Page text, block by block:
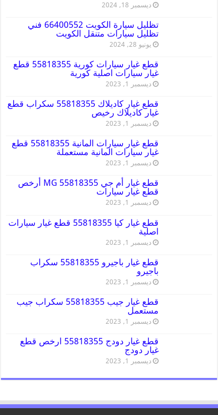
ديسمبر 18, 2024
تظليل سيارة الكويت 66400552 فني
تظليل سيارات متنقل الكويت
يونيو 28, 2024
قطع غيار سيارات كورية 55818355 قطع
غيار سيارات اصلية كورية
ديسمبر 1, 2023
قطع غيار كاديلاك 55818355 سكراب قطع
غيار كاديلاك رخيص
ديسمبر 1, 2023
قطع غيار سيارات المانية 55818355 قطع
غيار سيارات المانية مستعملة
ديسمبر 1, 2023
قطع غيار أم جي MG 55818355 أرخص
قطع غيار سيارات
ديسمبر 1, 2023
قطع غيار كيا 55818355 قطع غيار سيارات
اصلية
ديسمبر 1, 2023
قطع غيار باجيرو 55818355 سكراب
باجيرو
ديسمبر 1, 2023
قطع غيار جيب 55818355 سكراب جيب
مستعمل
ديسمبر 1, 2023
قطع غيار دودج 55818355 ارخص قطع
غيار دودج
ديسمبر 1, 2023